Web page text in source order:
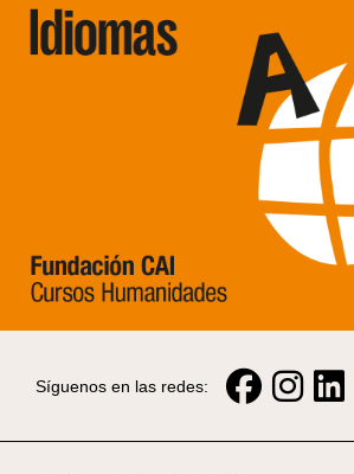
Síguenos en las redes: